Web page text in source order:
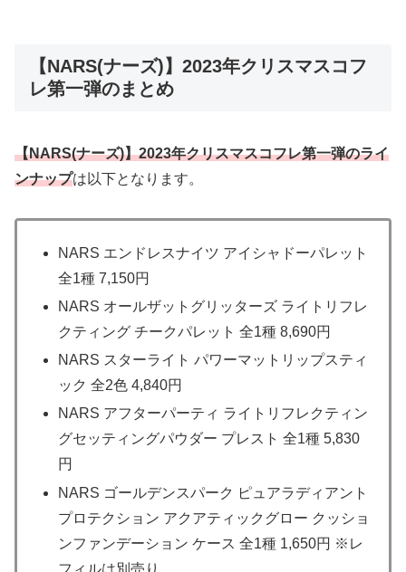
【NARS(ナーズ)】2023年クリスマスコフ
レ第一弾のまとめ
【NARS(ナーズ)】2023年クリスマスコフレ第一弾のライ
ンナップは以下となります。
NARS エンドレスナイツ アイシャドーパレット
全1種 7,150円
NARS オールザットグリッターズ ライトリフレ
クティング チークパレット 全1種 8,690円
NARS スターライト パワーマットリップスティ
ック 全2色 4,840円
NARS アフターパーティ ライトリフレクティン
グセッティングパウダー プレスト 全1種 5,830
円
NARS ゴールデンスパーク ピュアラディアント
プロテクション アクアティックグロー クッショ
ンファンデーション ケース 全1種 1,650円 ※レ
フィルは別売り。